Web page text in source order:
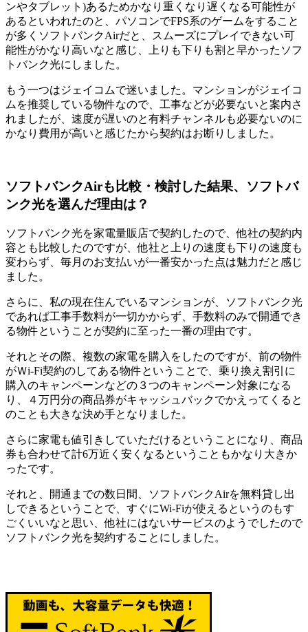
ンやタブレット)あるためかなり重くなり遅くなる可能性が
あるといわれたのと、パソコンでFPS系のゲームをすること
が多くソフトバンクAirだと、スムーズにプレイできない可
能性がかなり高いなと感じ、上りも下りも割と早かったソフ
トバンク光にしました。
もう一つはジェイコムで迷いました。マンションがジェイコ
ムを推奨している物件なので、工事などが必要ないと案内さ
れましたが、速度が遅いのと有料チャンネルも必要ないのに
かなり費用が高いと感じたから契約はお断りしました。
ソフトバンクAirも比較・検討した結果、ソフトバ
ンク光を選んだ理由は？
ソフトバンク光を家電量販店で契約したので、他社の契約内
容とも比較したのですが、他社と上りの速度も下りの速度も
変わらず、毎月のお支払いが一番安かった点は魅力だと感じ
ました。
さらに、私の現在住んでいるマンションが、ソフトバンク光
であれば工事手数料が一切かからず、手数料のみで開通でき
る物件ということが契約に至った一番の理由です。
それとその際、複数の家電を購入をしたのですが、前の物件
がＷi-Fi契約のしてある物件ということで、乗り換え割引に
購入のキャンペーンなどの３つのキャンペーン対象になる
り、４万円分の商品券がキャッシュバックでかえってくると
のことも大きな決め手となりました。
さらに家電も値引きしていただけるということになり、商品
券も合わせて計6万近く安くなるということもかなり大きか
ったです。
それと、開通までの数日間、ソフトバンクAirを無料貸し出
しできるということで、すぐにWi-Fiが使えるというのもす
ごくいいなと思い、他社にはないサービスのようでしたので
ソフトバンク光を契約することにしました。